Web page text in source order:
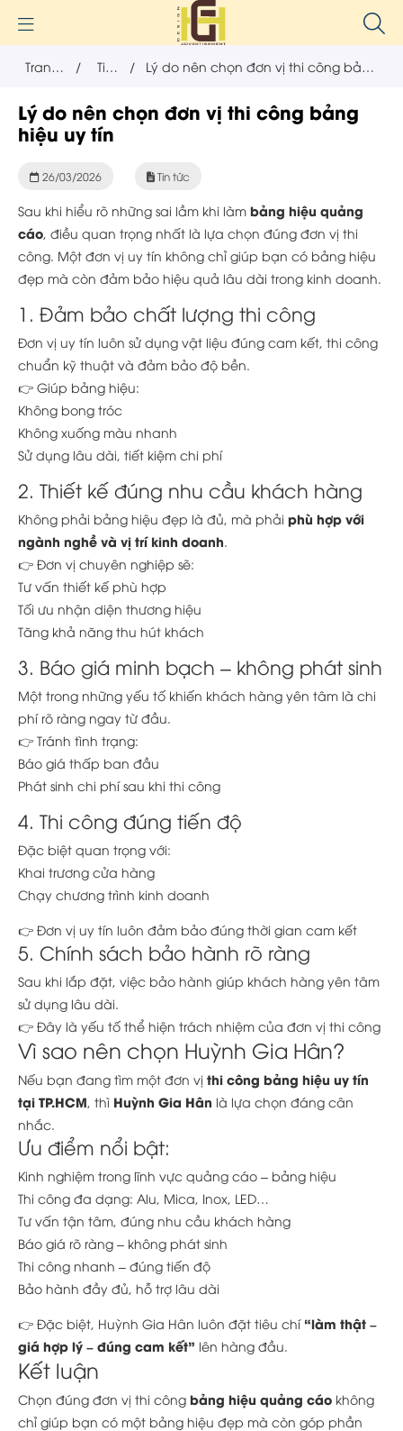
Trang
/
Tin
/
Lý do nên chọn đơn vị thi công bảng
Lý do nên chọn đơn vị thi công bảng
hiệu uy tín
26/03/2026 Tin tức
Sau khi hiểu rõ những sai lầm khi làm bảng hiệu quảng
cáo, điều quan trọng nhất là lựa chọn đúng đơn vị thi
công. Một đơn vị uy tín không chỉ giúp bạn có bảng hiệu
đẹp mà còn đảm bảo hiệu quả lâu dài trong kinh doanh.
1. Đảm bảo chất lượng thi công
Đơn vị uy tín luôn sử dụng vật liệu đúng cam kết, thi công
chuẩn kỹ thuật và đảm bảo độ bền.
👉 Giúp bảng hiệu:
Không bong tróc
Không xuống màu nhanh
Sử dụng lâu dài, tiết kiệm chi phí
2. Thiết kế đúng nhu cầu khách hàng
Không phải bảng hiệu đẹp là đủ, mà phải phù hợp với
ngành nghề và vị trí kinh doanh.
👉 Đơn vị chuyên nghiệp sẽ:
Tư vấn thiết kế phù hợp
Tối ưu nhận diện thương hiệu
Tăng khả năng thu hút khách
3. Báo giá minh bạch – không phát sinh
Một trong những yếu tố khiến khách hàng yên tâm là chi
phí rõ ràng ngay từ đầu.
👉 Tránh tình trạng:
Báo giá thấp ban đầu
Phát sinh chi phí sau khi thi công
4. Thi công đúng tiến độ
Đặc biệt quan trọng với:
Khai trương cửa hàng
Chạy chương trình kinh doanh
👉 Đơn vị uy tín luôn đảm bảo đúng thời gian cam kết
5. Chính sách bảo hành rõ ràng
Sau khi lắp đặt, việc bảo hành giúp khách hàng yên tâm
sử dụng lâu dài.
👉 Đây là yếu tố thể hiện trách nhiệm của đơn vị thi công
Vì sao nên chọn Huỳnh Gia Hân?
Nếu bạn đang tìm một đơn vị thi công bảng hiệu uy tín
tại TP.HCM, thì Huỳnh Gia Hân là lựa chọn đáng cân
nhắc.
Ưu điểm nổi bật:
Kinh nghiệm trong lĩnh vực quảng cáo – bảng hiệu
Thi công đa dạng: Alu, Mica, Inox, LED…
Tư vấn tận tâm, đúng nhu cầu khách hàng
Báo giá rõ ràng – không phát sinh
Thi công nhanh – đúng tiến độ
Bảo hành đầy đủ, hỗ trợ lâu dài
👉 Đặc biệt, Huỳnh Gia Hân luôn đặt tiêu chí “làm thật –
giá hợp lý – đúng cam kết” lên hàng đầu.
Kết luận
Chọn đúng đơn vị thi công bảng hiệu quảng cáo không
chỉ giúp bạn có một bảng hiệu đẹp mà còn góp phần